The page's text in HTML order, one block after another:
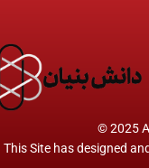
© 2025
This Site has designed